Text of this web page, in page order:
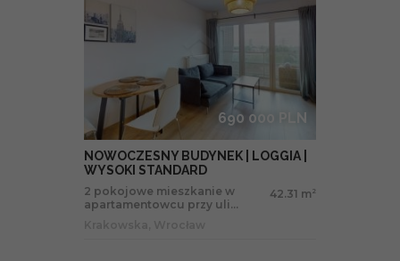
690 000 PLN
NOWOCZESNY BUDYNEK | LOGGIA |
WYSOKI STANDARD
2 pokojowe mieszkanie w
apartamentowcu przy uli...
42.31 m 2